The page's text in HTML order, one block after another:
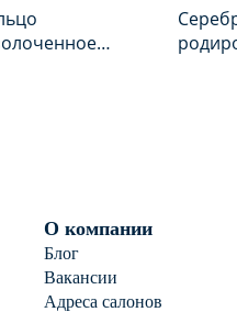
О компании
Блог
Вакансии
Адреса салонов